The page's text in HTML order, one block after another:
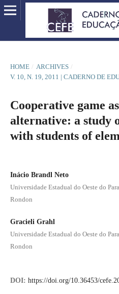
HOME / ARCHIVES /
V. 10, N. 19, 2011 | CADERNO DE
Cooperative game
alternative: a study
with students of
Inácio Brandl Neto
Universidade Estadual do Oeste do
Rondon
Gracieli Grahl
Universidade Estadual do Oeste do
Rondon
DOI: https://doi.org/10.36453/